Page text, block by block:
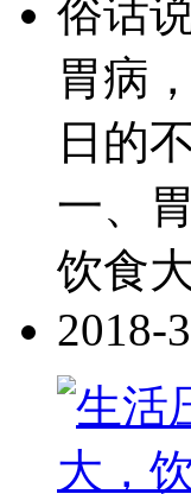
俗话
胃病
日的
一、
饮食
2018-